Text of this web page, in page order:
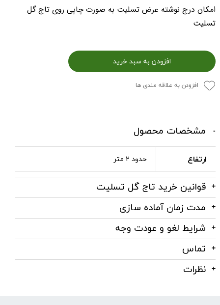
امکان درج نوشته عرض تسلیت به صورت چاپی روی تاج گل
تسلیت
افزودن به سبد خرید
افزودن به علاقه مندی ها
مشخصات محصول
ارتفاع حدود 2 متر
قوانین خرید تاج گل تسلیت
مدت زمان آماده سازی
شرایط لغو و عودت وجه
تماس
نظرات